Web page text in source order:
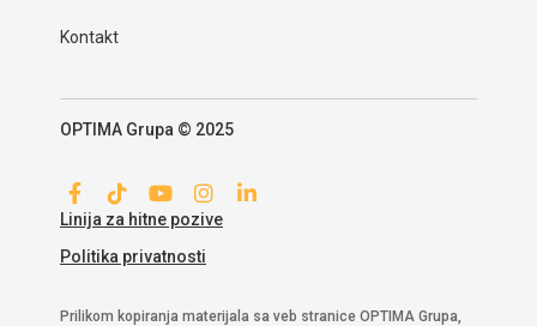
Kontakt
OPTIMA Grupa © 2025
Linija za hitne pozive
Politika privatnosti
Prilikom kopiranja materijala sa veb stranice OPTIMA Grupa,